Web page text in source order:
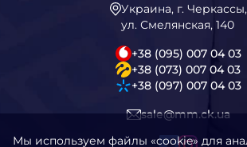
Украина, г. Черкассы,
ул. Смелянская, 140
+38 (095) 007 04 03
+38 (073) 007 04 03
+38 (097) 007 04 03
sale@mm.ck.ua
Мы используем файлы «cookie» для